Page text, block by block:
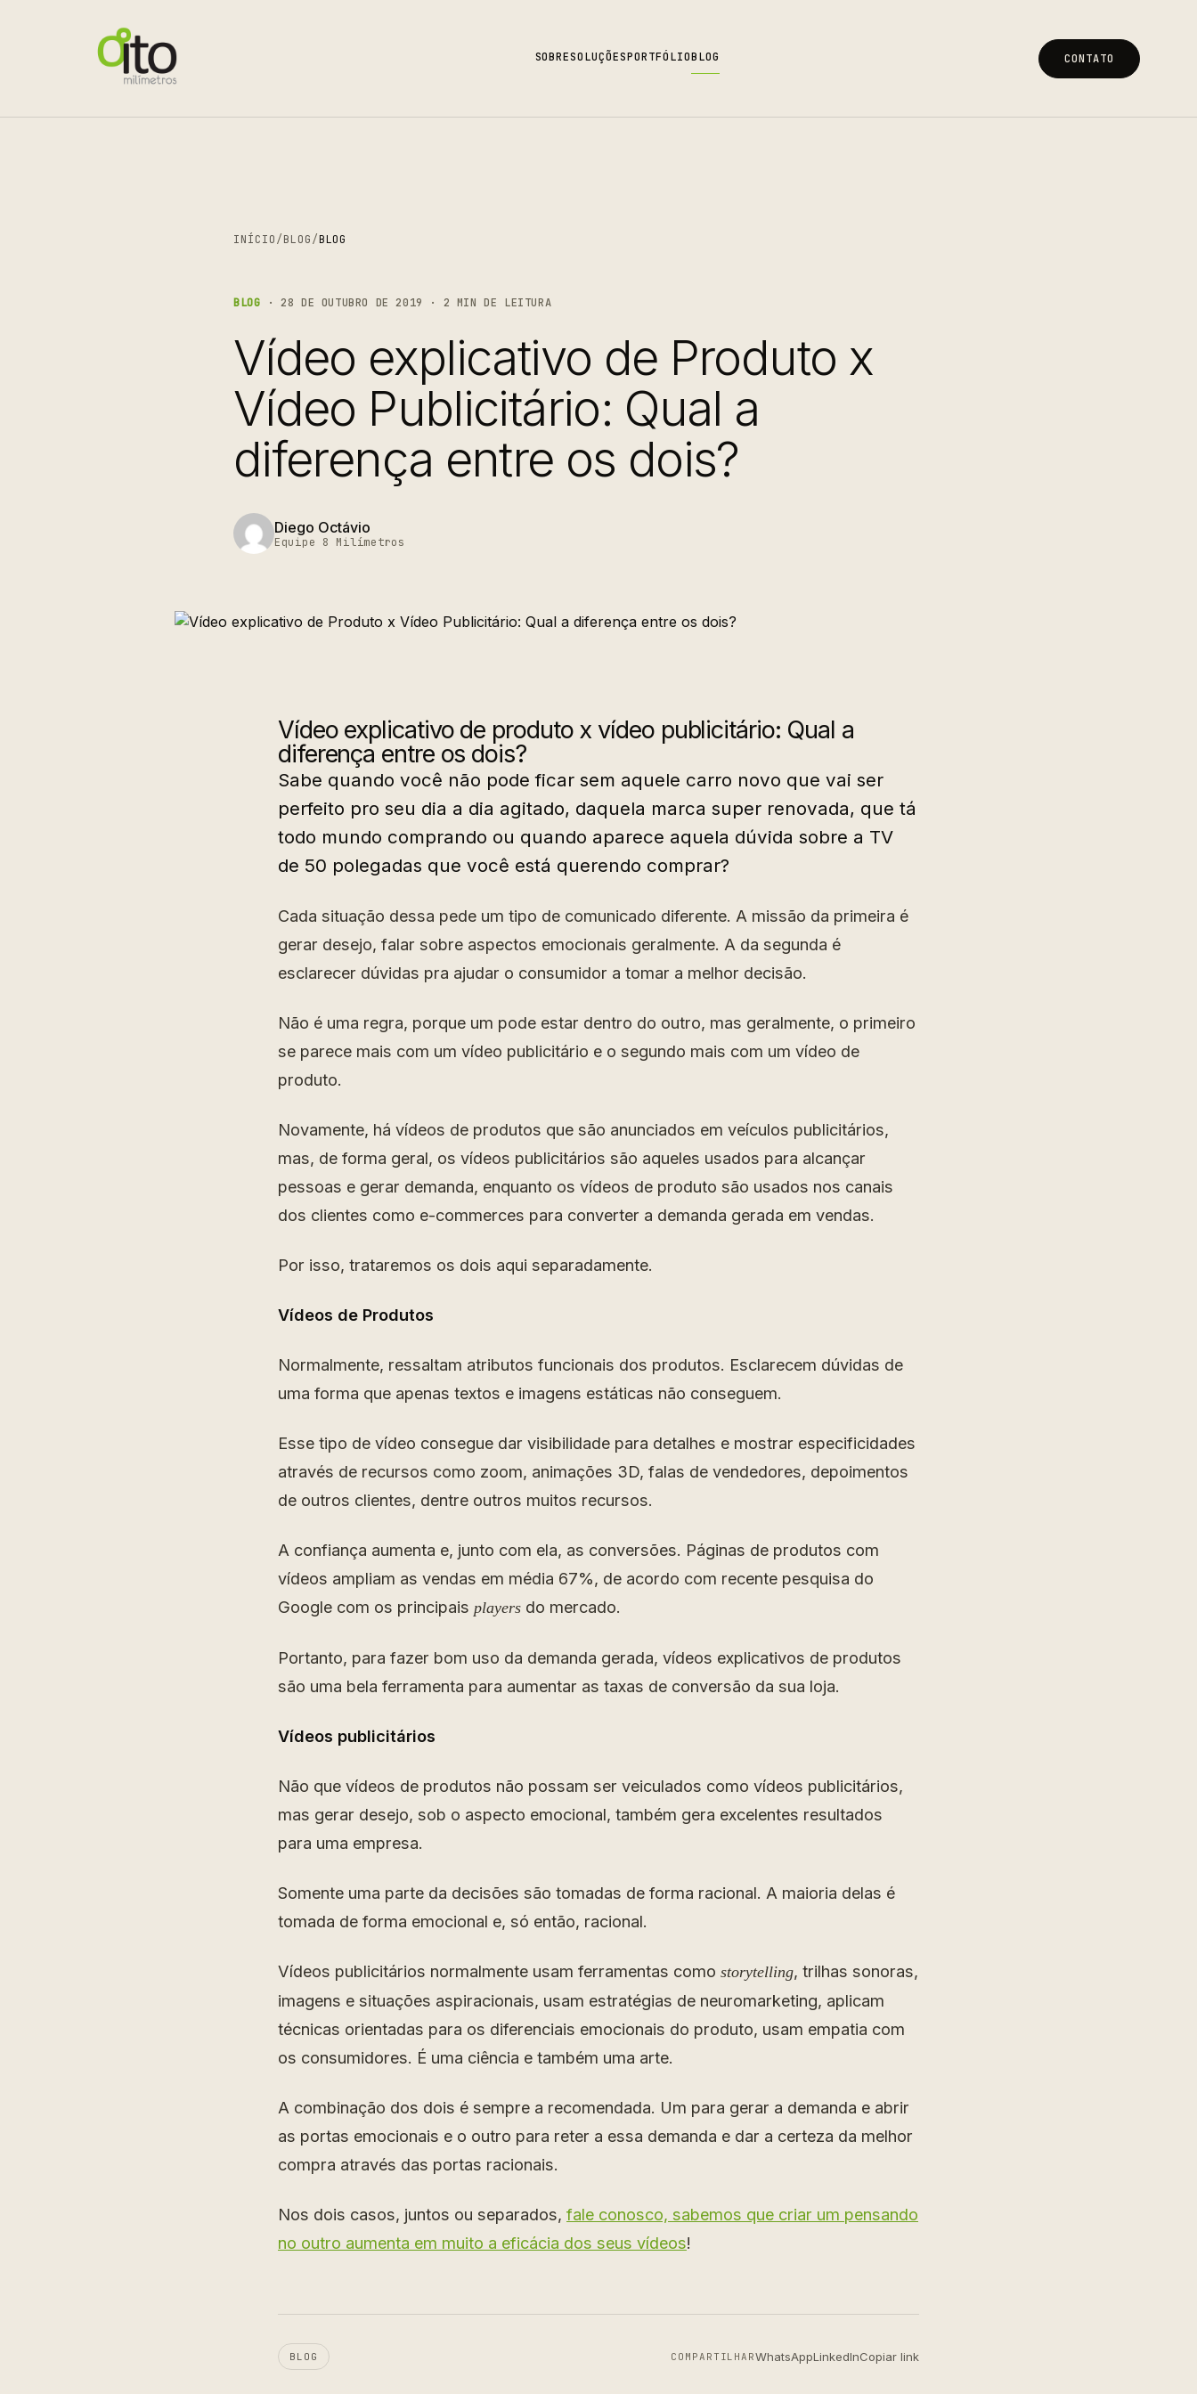
SOBRESOLUÇÕESPORTFÓLIOBLOG CONTATO
INÍCIO/BLOG/BLOG
BLOG · 28 DE OUTUBRO DE 2019 · 2 MIN DE LEITURA
Vídeo explicativo de Produto x
Vídeo Publicitário: Qual a
diferença entre os dois?
Diego Octávio
Equipe 8 Milímetros
Vídeo explicativo de produto x vídeo publicitário: Qual a
diferença entre os dois?
Sabe quando você não pode ficar sem aquele carro novo que vai ser
perfeito pro seu dia a dia agitado, daquela marca super renovada, que tá
todo mundo comprando ou quando aparece aquela dúvida sobre a TV
de 50 polegadas que você está querendo comprar?
Cada situação dessa pede um tipo de comunicado diferente. A missão da primeira é
gerar desejo, falar sobre aspectos emocionais geralmente. A da segunda é
esclarecer dúvidas pra ajudar o consumidor a tomar a melhor decisão.
Não é uma regra, porque um pode estar dentro do outro, mas geralmente, o primeiro
se parece mais com um vídeo publicitário e o segundo mais com um vídeo de
produto.
Novamente, há vídeos de produtos que são anunciados em veículos publicitários,
mas, de forma geral, os vídeos publicitários são aqueles usados para alcançar
pessoas e gerar demanda, enquanto os vídeos de produto são usados nos canais
dos clientes como e-commerces para converter a demanda gerada em vendas.
Por isso, trataremos os dois aqui separadamente.
Vídeos de Produtos
Normalmente, ressaltam atributos funcionais dos produtos. Esclarecem dúvidas de
uma forma que apenas textos e imagens estáticas não conseguem.
Esse tipo de vídeo consegue dar visibilidade para detalhes e mostrar especificidades
através de recursos como zoom, animações 3D, falas de vendedores, depoimentos
de outros clientes, dentre outros muitos recursos.
A confiança aumenta e, junto com ela, as conversões. Páginas de produtos com
vídeos ampliam as vendas em média 67%, de acordo com recente pesquisa do
Google com os principais players do mercado.
Portanto, para fazer bom uso da demanda gerada, vídeos explicativos de produtos
são uma bela ferramenta para aumentar as taxas de conversão da sua loja.
Vídeos publicitários
Não que vídeos de produtos não possam ser veiculados como vídeos publicitários,
mas gerar desejo, sob o aspecto emocional, também gera excelentes resultados
para uma empresa.
Somente uma parte da decisões são tomadas de forma racional. A maioria delas é
tomada de forma emocional e, só então, racional.
Vídeos publicitários normalmente usam ferramentas como storytelling, trilhas sonoras,
imagens e situações aspiracionais, usam estratégias de neuromarketing, aplicam
técnicas orientadas para os diferenciais emocionais do produto, usam empatia com
os consumidores. É uma ciência e também uma arte.
A combinação dos dois é sempre a recomendada. Um para gerar a demanda e abrir
as portas emocionais e o outro para reter a essa demanda e dar a certeza da melhor
compra através das portas racionais.
Nos dois casos, juntos ou separados, fale conosco, sabemos que criar um pensando
no outro aumenta em muito a eficácia dos seus vídeos!
BLOG COMPARTILHARWhatsAppLinkedInCopiar link